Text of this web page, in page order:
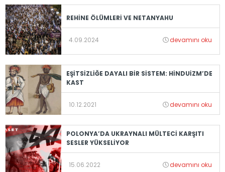
REHİNE ÖLÜMLERİ VE NETANYAHU
4.09.2024 devamını oku
EŞİTSİZLİĞE DAYALI BİR SİSTEM: HİNDUİZM’DE
KAST
10.12.2021 devamını oku
POLONYA’DA UKRAYNALI MÜLTECİ KARŞITI
SESLER YÜKSELİYOR
15.06.2022 devamını oku